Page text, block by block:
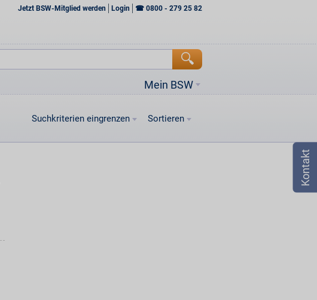
Jetzt BSW-Mitglied werden Login ☎ 0800 - 279 25 82
Mein BSW
Suchkriterien eingrenzen Sortieren